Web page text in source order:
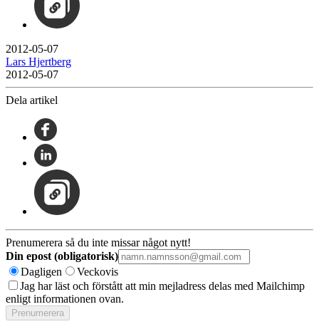
2012-05-07
Lars Hjertberg
2012-05-07
Dela artikel
Prenumerera så du inte missar något nytt!
Din epost (obligatorisk)
Dagligen
Veckovis
Jag har läst och förstått att min mejladress delas med Mailchimp
enligt informationen ovan.